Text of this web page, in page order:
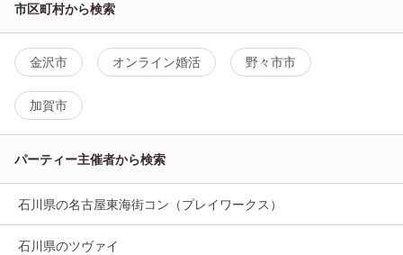
市区町村から検索
金沢市 オンライン婚活 野々市市
加賀市
パーティー主催者から検索
石川県の名古屋東海街コン（プレイワークス）
石川県のツヴァイ